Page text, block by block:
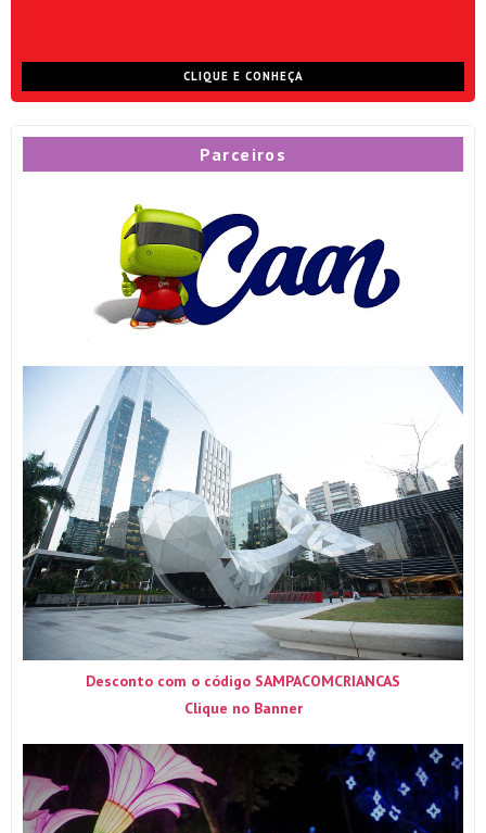
CLIQUE E CONHEÇA
Parceiros
Desconto com o código SAMPACOMCRIANCAS
Clique no Banner